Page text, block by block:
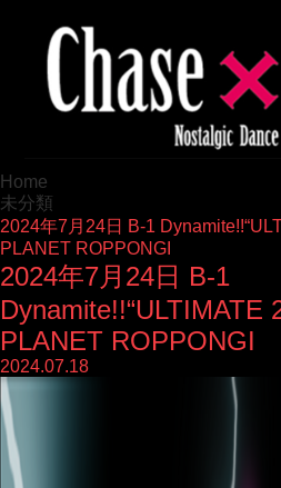
Home
未分類
2024年7月24日 B-1
PLANET ROPPONGI
2024年7月24日 B-1
Dynamite!!“ULTIMATE
PLANET ROPPONGI
2024.07.18